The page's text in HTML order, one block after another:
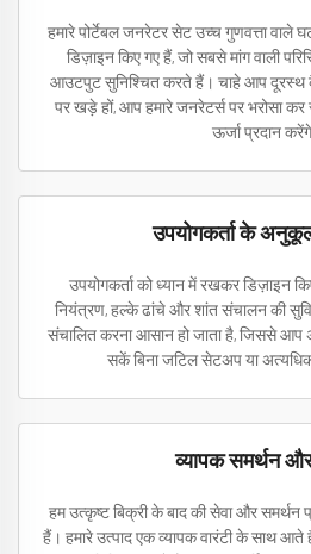
हमारे पोर्टेबल जनरेटर सेट उच्च गुणवत्ता
डिज़ाइन किए गए हैं, जो सबसे मांग वाली
आउटपुट सुनिश्चित करते हैं। चाहे आप दूरस्थ
पर खड़े हों, आप हमारे जनरेटर्स पर भरोसा
ऊर्जा प्रदान
उपयोगकर्ता के
उपयोगकर्ता को ध्यान में रखकर डिज़ाइन
नियंत्रण, हल्के ढांचे और शांत संचालन की
संचालित करना आसान हो जाता है, जिससे आप
सकें बिना जटिल सेटअप या अत्यधिक
व्यापक समर्थन और
हम उत्कृष्ट बिक्री के बाद की सेवा और समर्थन
हैं। हमारे उत्पाद एक व्यापक वारंटी के साथ